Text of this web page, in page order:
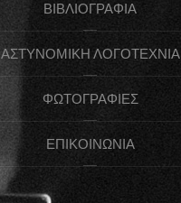
ΒΙΒΛΙΟΓΡΑΦΊΑ
ΑΣΤΥΝΟΜΙΚΉ ΛΟΓΟΤΕΧΝΊΑ
ΦΩΤΟΓΡΑΦΊΕΣ
ΕΠΙΚΟΙΝΩΝΊΑ